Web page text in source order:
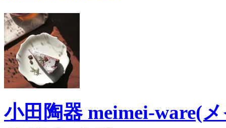
小田陶器 meimei-ware(